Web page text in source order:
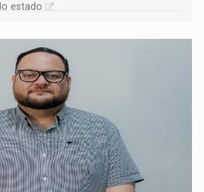
estado